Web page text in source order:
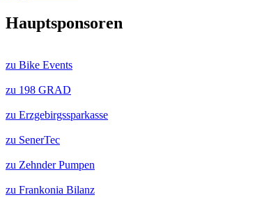
Hauptsponsoren
zu Bike Events
zu 198 GRAD
zu Erzgebirgssparkasse
zu SenerTec
zu Zehnder Pumpen
zu Frankonia Bilanz